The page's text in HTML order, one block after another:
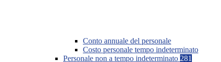
Conto annuale del personale
Costo personale tempo indeterminato
Personale non a tempo indeterminato 281